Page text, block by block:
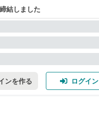
結しました
ンを作る ログイン